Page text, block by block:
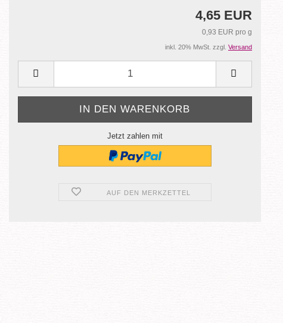
4,65 EUR
0,93 EUR pro g
inkl. 20% MwSt. zzgl. Versand
Jetzt zahlen mit
AUF DEN MERKZETTEL